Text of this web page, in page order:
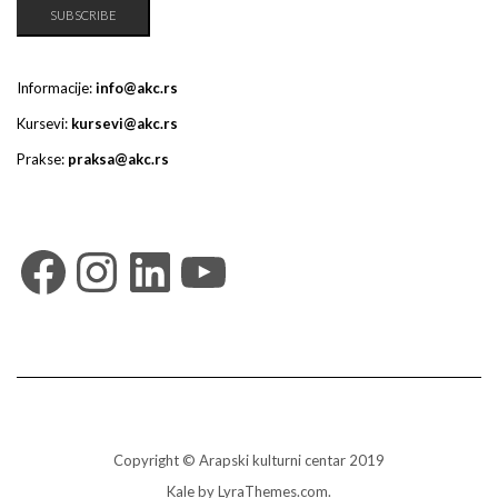
Informacije:info@akc.rs
Kursevi: kursevi@akc.rs
Prakse: praksa@akc.rs
Facebook
Instagram
LinkedIn
YouTube
Copyright © Arapski kulturni centar 2019
Kaleby LyraThemes.com.